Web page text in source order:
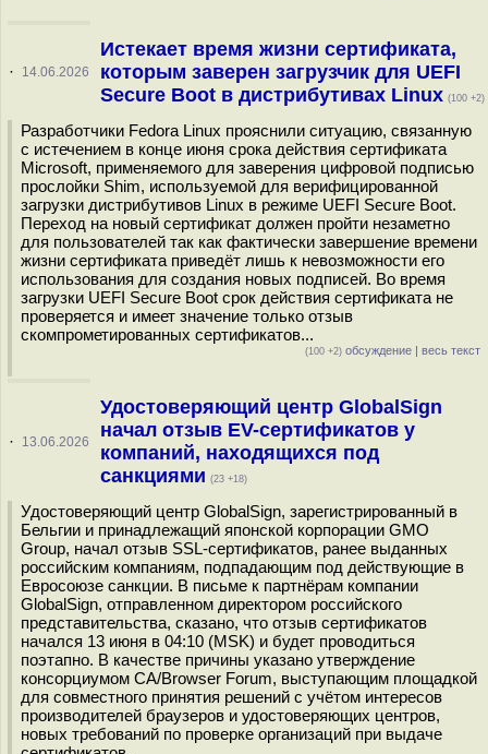
· 14.06.2026
Истекает время жизни сертификата,
которым заверен загрузчик для UEFI
Secure Boot в дистрибутивах Linux (100 +2)
Разработчики Fedora Linux прояснили ситуацию, связанную
с истечением в конце июня срока действия сертификата
Microsoft, применяемого для заверения цифровой подписью
прослойки Shim, используемой для верифицированной
загрузки дистрибутивов Linux в режиме UEFI Secure Boot.
Переход на новый сертификат должен пройти незаметно
для пользователей так как фактически завершение времени
жизни сертификата приведёт лишь к невозможности его
использования для создания новых подписей. Во время
загрузки UEFI Secure Boot срок действия сертификата не
проверяется и имеет значение только отзыв
скомпрометированных сертификатов...
(100 +2) обсуждение | весь текст
· 13.06.2026
Удостоверяющий центр GlobalSign
начал отзыв EV-сертификатов у
компаний, находящихся под
санкциями (23 +18)
Удостоверяющий центр GlobalSign, зарегистрированный в
Бельгии и принадлежащий японской корпорации GMO
Group, начал отзыв SSL-сертификатов, ранее выданных
российским компаниям, подпадающим под действующие в
Евросоюзе санкции. В письме к партнёрам компании
GlobalSign, отправленном директором российского
представительства, сказано, что отзыв сертификатов
начался 13 июня в 04:10 (MSK) и будет проводиться
поэтапно. В качестве причины указано утверждение
консорциумом CA/Browser Forum, выступающим площадкой
для совместного принятия решений с учётом интересов
производителей браузеров и удостоверяющих центров,
новых требований по проверке организаций при выдаче